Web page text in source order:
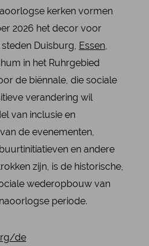
kerken vormen
2026 het decor voor
steden Duisburg, Essen,
in het Ruhrgebied
de biënnale, die sociale
verandering wil
van inclusie en
de evenementen,
en andere
zijn, is de historische,
wederopbouw van
periode.
de